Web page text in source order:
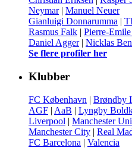
Neymar| Manuel Neuer
Gianluigi Donnarumma |
Rasmus Falk | Pierre-
Daniel Agger| Nicklas
Se flere profiler her
Klubber
FC København | Brøndby
AGF | AaB | Lyngby
Liverpool | Manchester
Manchester City | Real
FC Barcelona | Valencia